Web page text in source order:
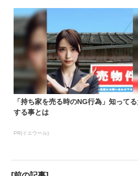
「持ち家を売る時のNG行為」知って
する事とは
PR(イエウール)